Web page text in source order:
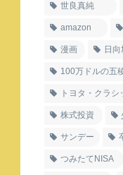
世良真純
amazon
漫画 日向
100万ドルの五
トヨタ・クラシ
株式投資
サンデー
つみたてNISA